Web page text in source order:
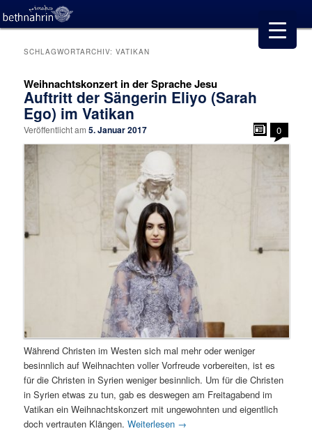
SCHLAGWORTARCHIV:VATIKAN
Weihnachtskonzert in der Sprache Jesu
Auftritt der Sängerin Eliyo (Sarah
Ego) im Vatikan
Veröffentlicht am5. Januar 2017 0
Während Christen im Westen sich mal mehr oder weniger
besinnlich auf Weihnachten voller Vorfreude vorbereiten, ist es
für die Christen in Syrien weniger besinnlich. Um für die Christen
in Syrien etwas zu tun, gab es deswegen am Freitagabend im
Vatikan ein Weihnachtskonzert mit ungewohnten und eigentlich
doch vertrauten Klängen.Weiterlesen →